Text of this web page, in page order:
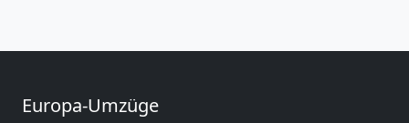
Europa-Umzüge